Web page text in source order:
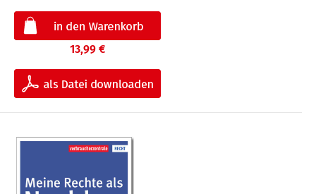
13,99 €